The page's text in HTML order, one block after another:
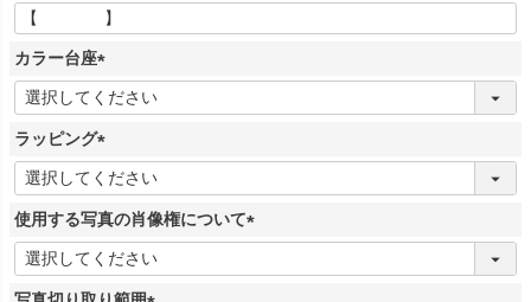
カラー台座
(
必
須
)
ラッピング
(
必
須
)
使用する写真の肖像権について
必